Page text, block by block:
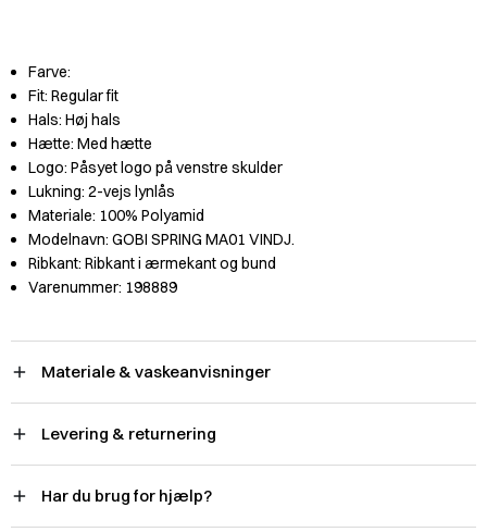
Farve:
Fit: Regular fit
Hals: Høj hals
Hætte: Med hætte
Logo: Påsyet logo på venstre skulder
Lukning: 2-vejs lynlås
Materiale: 100% Polyamid
Modelnavn: GOBI SPRING MA01 VINDJ.
Ribkant: Ribkant i ærmekant og bund
Varenummer: 198889
Materiale & vaskeanvisninger
Levering & returnering
Har du brug for hjælp?